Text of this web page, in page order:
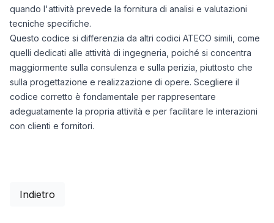
quando l'attività prevede la fornitura di analisi e valutazioni
tecniche specifiche.
Questo codice si differenzia da altri codici ATECO simili, come
quelli dedicati alle attività di ingegneria, poiché si concentra
maggiormente sulla consulenza e sulla perizia, piuttosto che
sulla progettazione e realizzazione di opere. Scegliere il
codice corretto è fondamentale per rappresentare
adeguatamente la propria attività e per facilitare le interazioni
con clienti e fornitori.
Indietro